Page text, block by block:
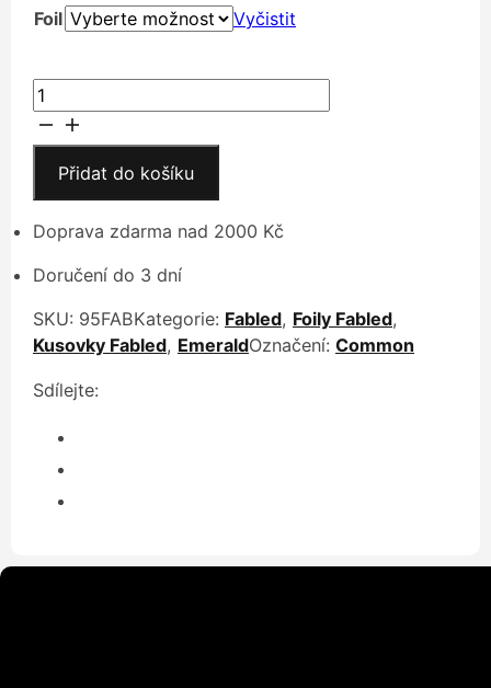
5 Kč
až
Foil Vyčistit
Sudden
Chill
množství
Přidat do košíku
Doprava zdarma nad 2000 Kč
Doručení do 3 dní
SKU: 95FABKategorie: Fabled, Foily Fabled,
Kusovky Fabled, EmeraldOznačení: Common
Sdílejte: